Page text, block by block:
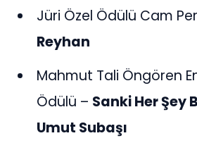
Jüri Özel Ödülü Cam
Reyhan
Mahmut Tali Öngören
Ödülü – Sanki Her Şey
Umut Subaşı